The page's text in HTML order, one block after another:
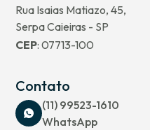
Rua Isaias Matiazo, 45,
Serpa Caieiras - SP
CEP: 07713-100
Contato
(11) 99523-1610
WhatsApp